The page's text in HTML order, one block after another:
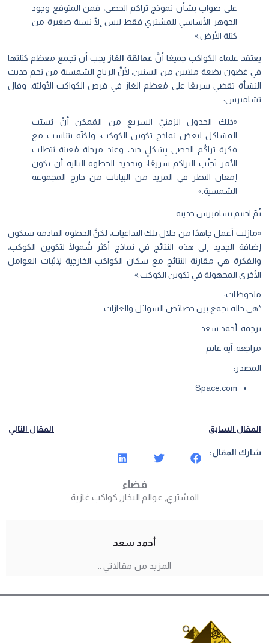
على صواب بشأن نموذج تراكم الحصى، فمن المتوقع وجود
الجوهر الأساسي للمشتري فقط ليس إلّا نسبة صغيرة من
كتلة الأرض.»
يعتقد علماء الكواكب جميعًا أنَّ عمالقة الغاز يجب أن تجمع معظم كتلتها
في غضون بضعة ملايين من السنين، لأنَّ الرياح الشمسية من نجم حديث
النشأة تقضي سريعًا على مُعظم الغاز في قرص الكواكب الأوليّة، وقال
تشامبرس:
«ذلك الجدول الزمنيّ السريع من المُمكن أنْ يُسبّب
المشاكل لبعض نماذج تكوين الكوكب؛ ولكنّه يتناسب مع
فكرة تراكُم الحصى بِشكلٍ جيد، وعند مرحلة مُعينة يَتطلب
الأمر تَجنُب التراكم سريعًا، وتحديد الخطوة التالية أن تكون
إمعان النظر في المزيد من البيانات من خارج المجموعة
الشمسية.»
ثُمّ اختتم تشامبرس حديثه:
«مازلت أعمل جاهدًا من خلال تلك التداعيات، لكنَّ الخطوة القادمة ستكون
إضافة الجديد إلى هذه النتائج في نماذج أكثر شُمولًا لتكوين الكوكب،
والفكرة هي مقارنة النتائج مع سكان الكواكب الخارجية لإثبات العوامل
الأخرى المجهولة في تكوين الكوكب.»
ملحوظات:
*هي حالة تجمع بين خصائص السوائل والغازات.
ترجمة: أحمد سعد
مراجعة: آية غانم
المصدر:
Space.com
المقال السابق المقال التالي
شارك المقال:
فضاء
المشتري عوالم البخار كواكب غازية
أحمد سعد
المزيد من مقالاتي ..